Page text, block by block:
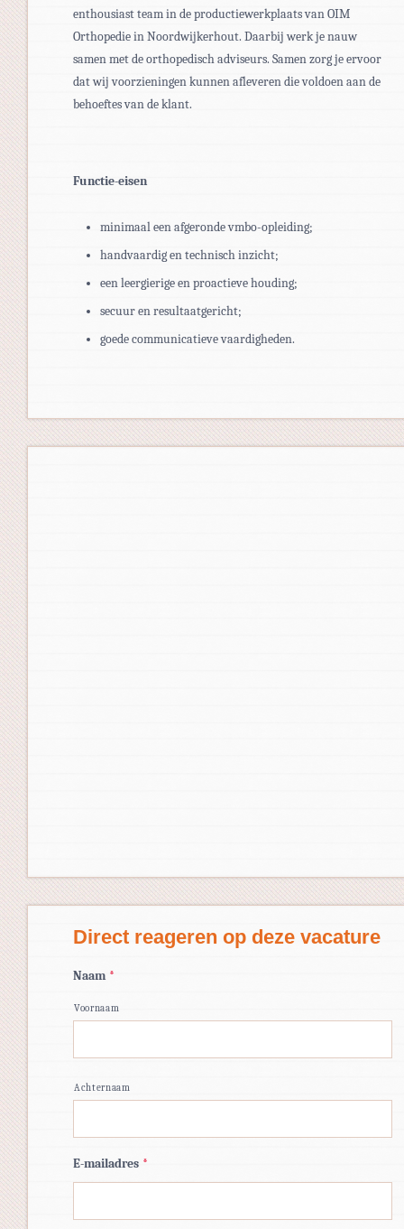
enthousiast team in de productiewerkplaats van OIM
Orthopedie in Noordwijkerhout. Daarbij werk je nauw
samen met de orthopedisch adviseurs. Samen zorg je ervoor
dat wij voorzieningen kunnen afleveren die voldoen aan de
behoeftes van de klant.
Functie-eisen
minimaal een afgeronde vmbo-opleiding;
handvaardig en technisch inzicht;
een leergierige en proactieve houding;
secuur en resultaatgericht;
goede communicatieve vaardigheden.
Direct reageren op deze vacature
Naam *
Voornaam
Achternaam
E-mailadres *